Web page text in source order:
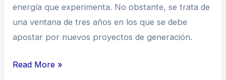
energía que experimenta. No obstante, se trata de
una ventana de tres años en los que se debe
apostar por nuevos proyectos de generación.
Read More »